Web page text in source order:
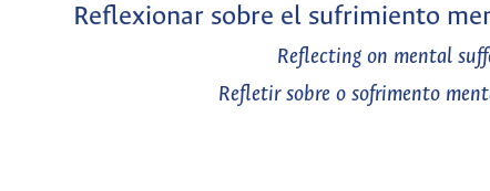
Reflexionar sobre el sufrimiento
Reflecting on mental
Refletir sobre o sofrimento